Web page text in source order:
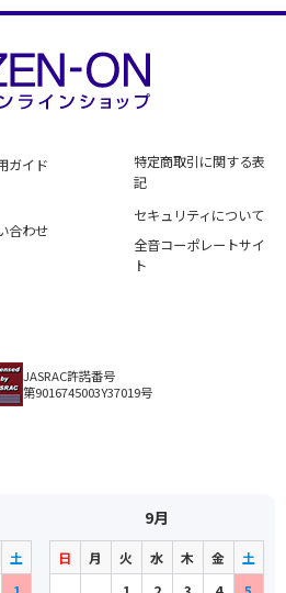
ガイド
合わせ
特定商取引に関する表
記
セキュリティについて
全音コーポレートサイ
ト
JASRAC許諾番号
第9016745003Y37019号
土
9月
日 月 火 水 木 金
土